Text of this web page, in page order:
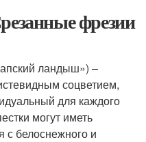
фрезии
ландыш») –
соцветием,
для каждого
могут иметь
с белоснежного и